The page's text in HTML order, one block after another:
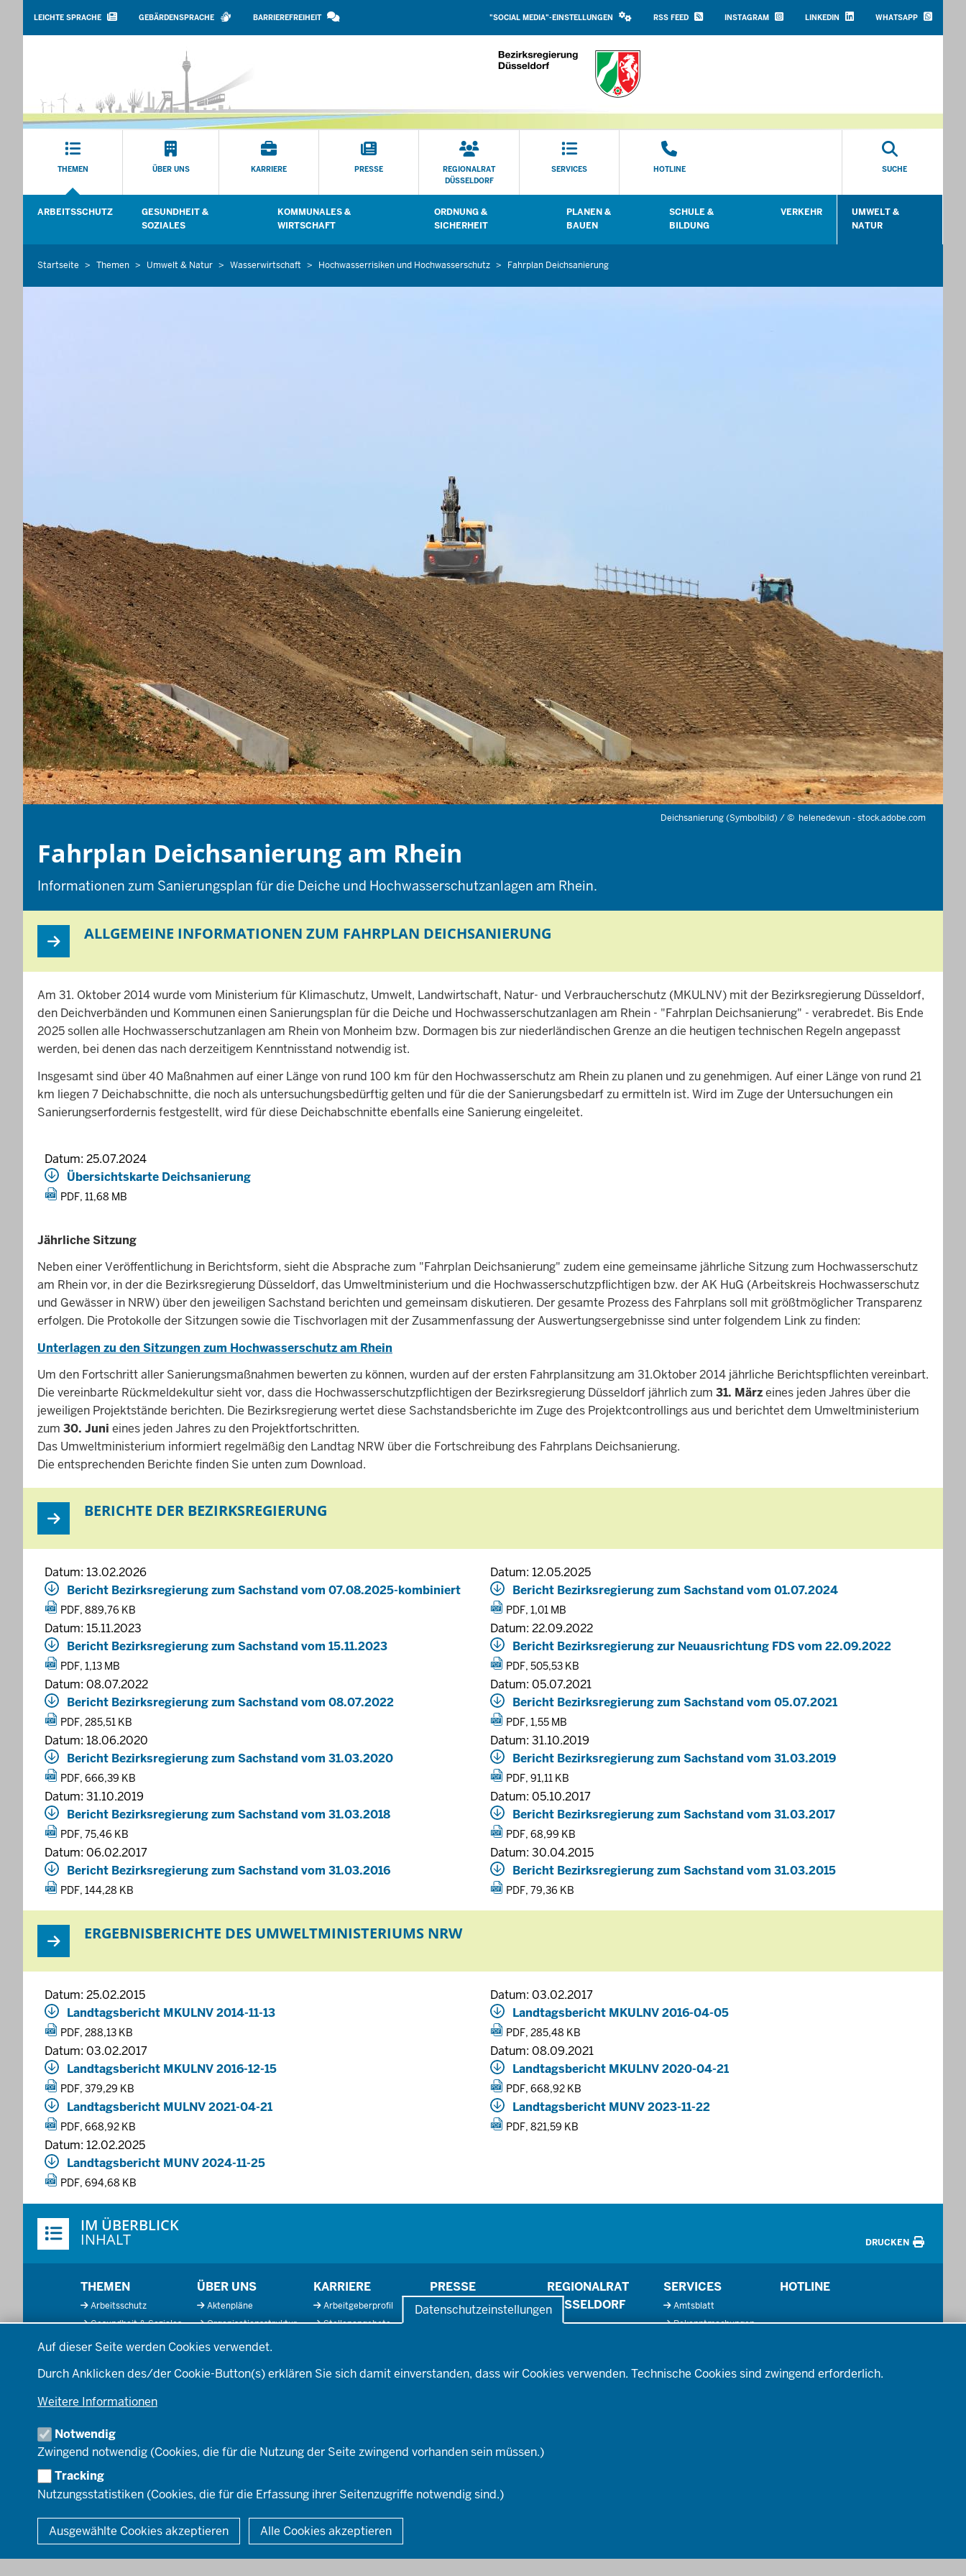
Datenschutzeinstellungen
Auf dieser Seite werden Cookies verwendet.
Durch Anklicken des/der Cookie-Button(s) erklären Sie sich damit einverstanden, dass wir Cookies verwenden. Technische Cookies sind zwingend erforderlich.
Weitere Informationen
Notwendig
Zwingend notwendig (Cookies, die für die Nutzung der Seite zwingend vorhanden sein müssen.)
Tracking
Nutzungsstatistiken (Cookies, die für die Erfassung ihrer Seitenzugriffe notwendig sind.)
Ausgewählte Cookies akzeptieren Alle Cookies akzeptieren
Direkt zum Inhalt
SPRACHEN
LEICHTE SPRACHE GEBÄRDENSPRACHE BARRIEREFREIHEIT
MEDIA
"SOCIAL MEDIA"-EINSTELLUNGEN
TOPRSS FEED INSTAGRAM LINKEDIN WHATSAPP
Hauptmenü
THEMEN ÜBER UNS KARRIERE PRESSE
REGIONALRAT
DÜSSELDORF
SERVICES HOTLINE SUCHE
ARBEITSSCHUTZ
Untermenü öffnen
GESUNDHEIT &
SOZIALES
Untermenü öffnen
KOMMUNALES &
WIRTSCHAFT
Untermenü öffnen
ORDNUNG &
SICHERHEIT
Untermenü öffnen
PLANEN &
BAUEN
Untermenü öffnen
SCHULE &
BILDUNG
Untermenü öffnen
VERKEHR
Untermenü öffnen
UMWELT &
NATUR
Sie
befinden
Startseite Themen Umwelt & Natur Wasserwirtschaft Hochwasserrisiken und Hochwasserschutz Fahrplan Deichsanierung
Deichsanierung (Symbolbild) /© helenedevun - stock.adobe.com
Fahrplan Deichsanierung am Rhein
Informationen zum Sanierungsplan für die Deiche und Hochwasserschutzanlagen am Rhein.
ALLGEMEINE INFORMATIONEN ZUM FAHRPLAN DEICHSANIERUNG
Am 31. Oktober 2014 wurde vom Ministerium für Klimaschutz, Umwelt, Landwirtschaft, Natur- und Verbraucherschutz (MKULNV) mit der Bezirksregierung Düsseldorf,
den Deichverbänden und Kommunen einen Sanierungsplan für die Deiche und Hochwasserschutzanlagen am Rhein - "Fahrplan Deichsanierung" - verabredet. Bis Ende
2025 sollen alle Hochwasserschutzanlagen am Rhein von Monheim bzw. Dormagen bis zur niederländischen Grenze an die heutigen technischen Regeln angepasst
werden, bei denen das nach derzeitigem Kenntnisstand notwendig ist.
Insgesamt sind über 40 Maßnahmen auf einer Länge von rund 100 km für den Hochwasserschutz am Rhein zu planen und zu genehmigen. Auf einer Länge von rund 21
km liegen 7 Deichabschnitte, die noch als untersuchungsbedürftig gelten und für die der Sanierungsbedarf zu ermitteln ist. Wird im Zuge der Untersuchungen ein
Sanierungserfordernis festgestellt, wird für diese Deichabschnitte ebenfalls eine Sanierung eingeleitet.
Datum: 25.07.2024
Übersichtskarte Deichsanierung
PDF, 11,68 MB
Jährliche Sitzung
Neben einer Veröffentlichung in Berichtsform, sieht die Absprache zum "Fahrplan Deichsanierung" zudem eine gemeinsame jährliche Sitzung zum Hochwasserschutz
am Rhein vor, in der die Bezirksregierung Düsseldorf, das Umweltministerium und die Hochwasserschutzpflichtigen bzw. der AK HuG (Arbeitskreis Hochwasserschutz
und Gewässer in NRW) über den jeweiligen Sachstand berichten und gemeinsam diskutieren. Der gesamte Prozess des Fahrplans soll mit größtmöglicher Transparenz
erfolgen. Die Protokolle der Sitzungen sowie die Tischvorlagen mit der Zusammenfassung der Auswertungsergebnisse sind unter folgendem Link zu finden:
Unterlagen zu den Sitzungen zum Hochwasserschutz am Rhein
Um den Fortschritt aller Sanierungsmaßnahmen bewerten zu können, wurden auf der ersten Fahrplansitzung am 31.Oktober 2014 jährliche Berichtspflichten vereinbart.
Die vereinbarte Rückmeldekultur sieht vor, dass die Hochwasserschutzpflichtigen der Bezirksregierung Düsseldorf jährlich zum 31. Märzeines jeden Jahres über die
jeweiligen Projektstände berichten. Die Bezirksregierung wertet diese Sachstandsberichte im Zuge des Projektcontrollings aus und berichtet dem Umweltministerium
zum 30. Juni eines jeden Jahres zu den Projektfortschritten.
Das Umweltministerium informiert regelmäßig den Landtag NRW über die Fortschreibung des Fahrplans Deichsanierung.
Die entsprechenden Berichte finden Sie unten zum Download.
BERICHTE DER BEZIRKSREGIERUNG
Datum: 13.02.2026
Bericht Bezirksregierung zum Sachstand vom 07.08.2025-kombiniert
PDF, 889,76 KB
Datum: 12.05.2025
Bericht Bezirksregierung zum Sachstand vom 01.07.2024
PDF, 1,01 MB
Datum: 15.11.2023
Bericht Bezirksregierung zum Sachstand vom 15.11.2023
PDF, 1,13 MB
Datum: 22.09.2022
Bericht Bezirksregierung zur Neuausrichtung FDS vom 22.09.2022
PDF, 505,53 KB
Datum: 08.07.2022
Bericht Bezirksregierung zum Sachstand vom 08.07.2022
PDF, 285,51 KB
Datum: 05.07.2021
Bericht Bezirksregierung zum Sachstand vom 05.07.2021
PDF, 1,55 MB
Datum: 18.06.2020
Bericht Bezirksregierung zum Sachstand vom 31.03.2020
PDF, 666,39 KB
Datum: 31.10.2019
Bericht Bezirksregierung zum Sachstand vom 31.03.2019
PDF, 91,11 KB
Datum: 31.10.2019
Bericht Bezirksregierung zum Sachstand vom 31.03.2018
PDF, 75,46 KB
Datum: 05.10.2017
Bericht Bezirksregierung zum Sachstand vom 31.03.2017
PDF, 68,99 KB
Datum: 06.02.2017
Bericht Bezirksregierung zum Sachstand vom 31.03.2016
PDF, 144,28 KB
Datum: 30.04.2015
Bericht Bezirksregierung zum Sachstand vom 31.03.2015
PDF, 79,36 KB
ERGEBNISBERICHTE DES UMWELTMINISTERIUMS NRW
Datum: 25.02.2015
Landtagsbericht MKULNV 2014-11-13
PDF, 288,13 KB
Datum: 03.02.2017
Landtagsbericht MKULNV 2016-04-05
PDF, 285,48 KB
Datum: 03.02.2017
Landtagsbericht MKULNV 2016-12-15
PDF, 379,29 KB
Datum: 08.09.2021
Landtagsbericht MKULNV 2020-04-21
PDF, 668,92 KB
Landtagsbericht MULNV 2021-04-21
PDF, 668,92 KB
Landtagsbericht MUNV 2023-11-22
PDF, 821,59 KB
Datum: 12.02.2025
Landtagsbericht MUNV 2024-11-25
PDF, 694,68 KB
Inhalte
IM ÜBERBLICK
INHALT DRUCKEN
Fußzeile
THEMEN
Arbeitsschutz
Gesundheit & Soziales
Wirtschaft
Ordnung & Sicherheit
Schule & Bildung
Umwelt & Natur
ÜBER UNS
Aktenpläne
Organisationsstruktur
Behördenleitung
Einblicke
KARRIERE
Arbeitgeberprofil
Stellenangebote
Aufstiegsmöglichkeiten
PRESSE
Pressefotos
REGIONALRAT
DÜSSELDORF
SERVICES
Amtsblatt
Bekanntmachungen
Mediathek
HOTLINE